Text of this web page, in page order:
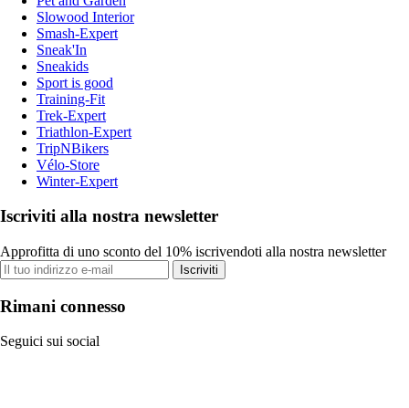
Slowood Interior
Smash-Expert
Sneak'In
Sneakids
Sport is good
Training-Fit
Trek-Expert
Triathlon-Expert
TripNBikers
Vélo-Store
Winter-Expert
Iscriviti alla nostra newsletter
Approfitta di uno sconto del 10% iscrivendoti alla nostra newsletter
Iscriviti
Rimani connesso
Seguici sui social